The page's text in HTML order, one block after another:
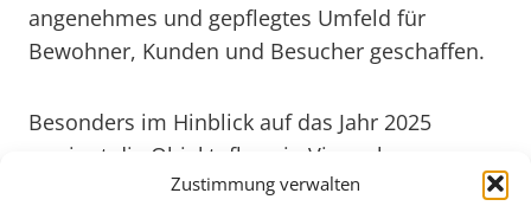
Zustimmung verwalten
angenehmes und gepflegtes Umfeld für
Bewohner, Kunden und Besucher geschaffen.
Besonders im Hinblick auf das Jahr 2025
gewinnt die Objektpflege in Vienenburg an
Bedeutung, da nachhaltige und